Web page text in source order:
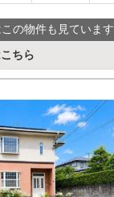
の物件も見ています
ちら